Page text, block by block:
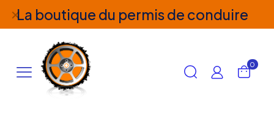
La boutique du permis de conduire
✕
0